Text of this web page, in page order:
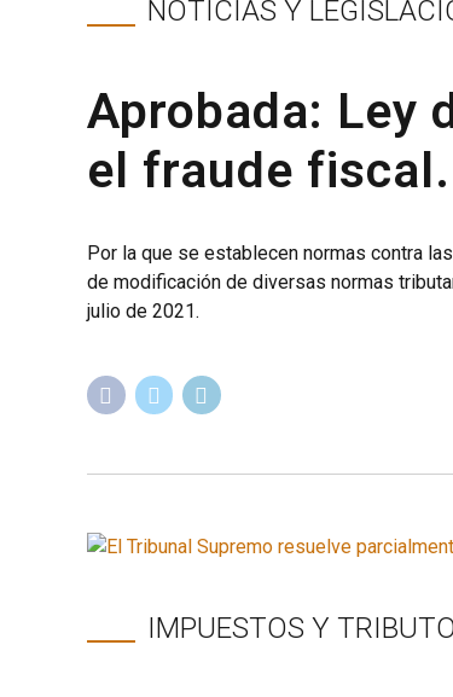
NOTICIAS Y
Aprobada: Ley
el fraude
Por la que se establecen normas contra
de modificación de diversas normas
julio de 2021.
IMPUESTOS Y